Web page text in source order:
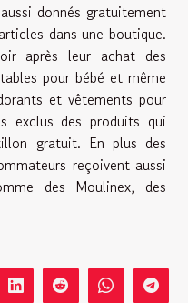
donnés gratuitement
dans une boutique.
après leur achat des
pour bébé et même
et vêtements pour
exclus des produits qui
gratuit. En plus des
reçoivent aussi
des Moulinex, des